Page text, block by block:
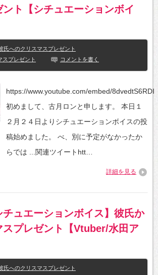
ント【シチュエーションボイ
氏へのクリスマスプレゼント
スプレゼント
コメントを書く
https://www.youtube.com/embed/8dvedtS6RDI
初めまして、古月ロンと申します。 本日１
２月２４日よりシチュエーションボイスの投
稿始めました。 べ、別に予定がなかったか
らでは ...関連ツイートhtt…
詳細を見る
チュエーションボイス】彼氏か
スプレゼント【Vtuber/水田ア
氏へのクリスマスプレゼント